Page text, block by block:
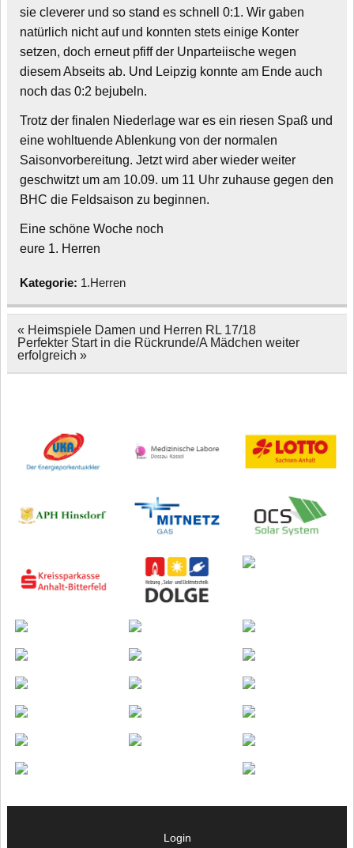
sie cleverer und so stand es schnell 0:1. Wir gaben
natürlich nicht auf und konnten stets einige Konter
setzen, doch erneut pfiff der Unparteiische wegen
diesem Abseits ab. Und Leipzig konnte am Ende auch
noch das 0:2 bejubeln.
Trotz der finalen Niederlage war es ein riesen Spaß und
eine wohltuende Ablenkung von der normalen
Saisonvorbereitung. Jetzt wird aber wieder weiter
geschwitzt um am 10.09. um 11 Uhr zuhause gegen den
BHC die Feldsaison zu beginnen.
Eine schöne Woche noch
eure 1. Herren
Kategorie: 1.Herren
Beitragsnavigation
« Heimspiele Damen und Herren RL 17/18
Perfekter Start in die Rückrunde/A Mädchen weiter
erfolgreich »
Login